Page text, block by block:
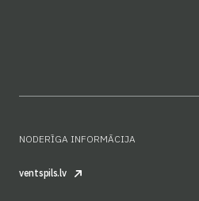
NODERĪGA INFORMĀCIJA
ventspils.lv